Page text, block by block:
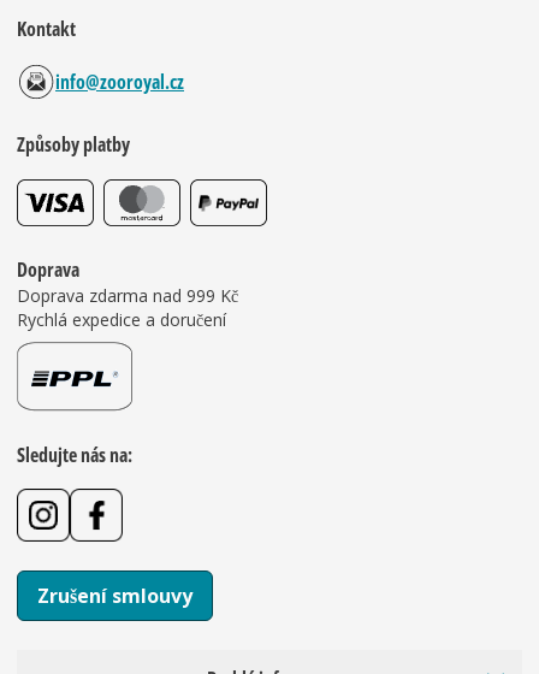
Kontakt
info@zooroyal.cz
Způsoby platby
Doprava
Doprava zdarma nad 999 Kč
Rychlá expedice a doručení
Sledujte nás na:
Zrušení smlouvy